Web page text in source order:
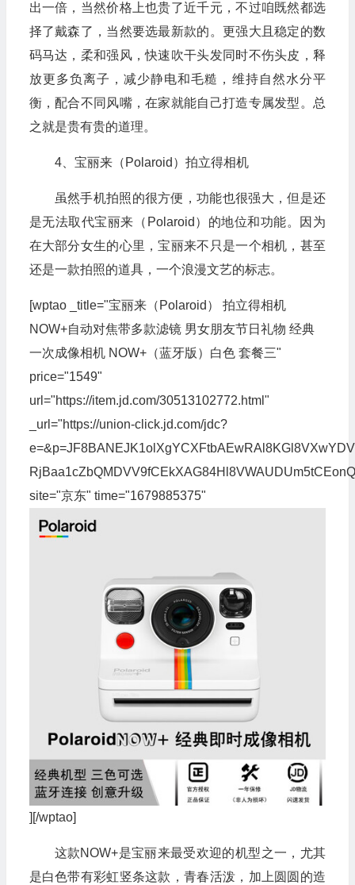
出一倍，当然价格上也贵了近千元，不过咱既然都选
择了戴森了，当然要选最新款的。更强大且稳定的数
码马达，柔和强风，快速吹干头发同时不伤头皮，释
放更多负离子，减少静电和毛糙，维持自然水分平
衡，配合不同风嘴，在家就能自己打造专属发型。总
之就是贵有贵的道理。
4、宝丽来（Polaroid）拍立得相机
虽然手机拍照的很方便，功能也很强大，但是还
是无法取代宝丽来（Polaroid）的地位和功能。因为
在大部分女生的心里，宝丽来不只是一个相机，甚至
还是一款拍照的道具，一个浪漫文艺的标志。
[wptao _title="宝丽来（Polaroid） 拍立得相机
NOW+自动对焦带多款滤镜 男女朋友节日礼物 经典
一次成像相机 NOW+（蓝牙版）白色 套餐三"
price="1549"
url="https://item.jd.com/30513102772.html"
_url="https://union-click.jd.com/jdc?
site="京东" time="1679885375"
][/wptao]
这款NOW+是宝丽来最受欢迎的机型之一，尤其
是白色带有彩虹竖条这款，青春活泼，加上圆圆的造